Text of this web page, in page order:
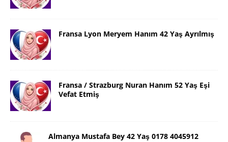
Fransa Lyon Meryem Hanım 42 Yaş Ayrılmış
Fransa / Strazburg Nuran Hanım 52 Yaş Eşi
Vefat Etmiş
Almanya Mustafa Bey 42 Yaş 0178 4045912